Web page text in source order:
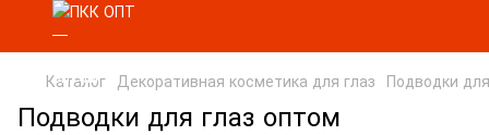
Каталог Декоративная косметика для глаз Подводки
Подводки для глаз оптом